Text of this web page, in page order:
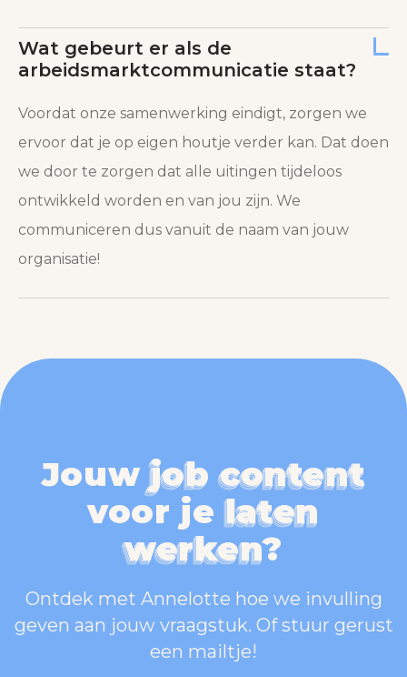
Wat gebeurt er als de
arbeidsmarktcommunicatie staat?
Voordat onze samenwerking eindigt, zorgen we
ervoor dat je op eigen houtje verder kan. Dat doen
we door te zorgen dat alle uitingen tijdeloos
ontwikkeld worden en van jou zijn. We
communiceren dus vanuit de naam van jouw
organisatie!
Jouwjob content
voor je laten
werken?
job content
laten
werken
job content
laten
werken
job content
laten
werken
Ontdek met Annelotte hoe we invulling
geven aan jouw vraagstuk. Of stuur gerust
een mailtje!